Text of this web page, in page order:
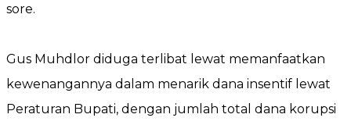
sore.
Gus Muhdlor diduga terlibat lewat memanfaatkan
kewenangannya dalam menarik dana insentif lewat
Peraturan Bupati, dengan jumlah total dana korupsi